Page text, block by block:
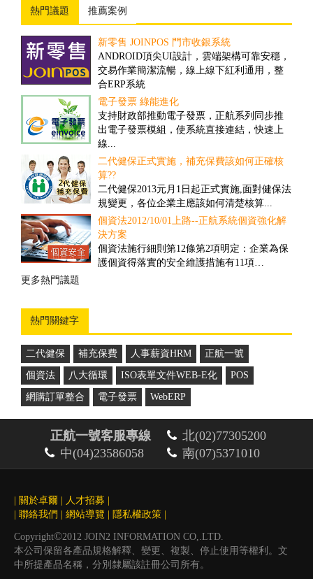
熱門議題 推薦案例
新零售 JOINPOS 門市收銀系統
ANDROID頂尖UI設計，雲端架構可靠安穩，
交易作業簡潔流暢，線上線下紅利通用，整
合ERP系統
電子發票 綠能進化
支持財政部推動電子發票，正航系列同步推
出電子發票模組，使系統直接連結，快速上
線...
二代健保正式實施，補充保費該如何正確核
算??
二代健保2013元月1日起正式實施,面對健保法
規變更，各位企業主應該如何清楚核算...
個資法2012/10/01上路--正航系統個資強化解
決方案
個資法施行細則第12條第2項明定：企業為保
護個資得落實的安全維護措施有11項…
更多熱門議題
倉儲物流業客製案例
隨著全球經濟一體化的趨勢，現代物流將成
為未來經濟發展的重要產業。然而，ERP技術
的引入，可推動物流業的發展、加速物流業
的改革與創新...
撿貨管理之解決方案
對一些客戶多、需求頻率高、送貨時間要求
高的公司而言，撿貨的速度和精確度往往具
有決定性的重要性...
盤點管理之解決方案
舊有的正航盤點流程雖然可提高效率，但卻
忽略經營面的問題，盤點人員在其中可以偷
工，因此易造成成本上的損失...
商品計算面積之管理解決方案
因應企業於商品管理需要以面積計算，來對
其客戶報價並依此作為庫存的管理，所制定
熱門關鍵字
二代健保 補充保費 人事薪資HRM 正航一號
個資法 八大循環 ISO表單文件WEB-E化 POS
網購訂單整合 電子發票 WebERP
正航一號客服專線
北(02)77305200
中(04)23586058
南(07)5371010
關於卓爾 人才招募
聯絡我們 網站導覽 隱私權政策
Copyright©2012 JOIN2 INFORMATION CO,.LTD.
本公司保留各產品規格解釋、變更、複製、停止使用等權利。文
中所提產品名稱，分別隸屬該註冊公司所有。